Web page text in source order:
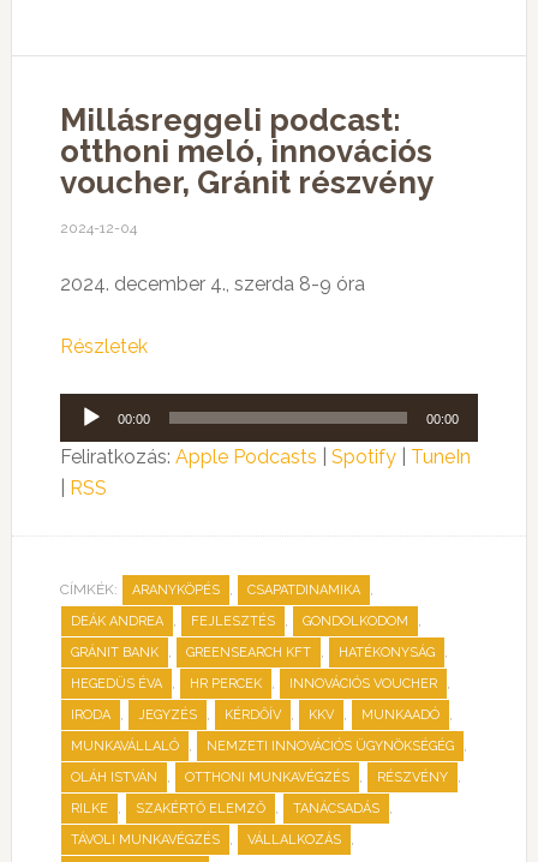
Millásreggeli podcast:
otthoni meló, innovációs
voucher, Gránit részvény
2024-12-04
2024. december 4., szerda 8-9 óra
Részletek
Audió
lejátszó
00:00 00:00
Feliratkozás: Apple Podcasts Spotify| TuneIn
RSS
CÍMKÉK: ARANYKÖPÉS , CSAPATDINAMIKA ,
DEÁK ANDREA , FEJLESZTÉS , GONDOLKODOM ,
GRÁNIT BANK , GREENSEARCH KFT , HATÉKONYSÁG ,
HEGEDÜS ÉVA , HR PERCEK , INNOVÁCIÓS VOUCHER ,
IRODA , JEGYZÉS , KÉRDŐÍV , KKV , MUNKAADÓ ,
MUNKAVÁLLALÓ , NEMZETI INNOVÁCIÓS ÜGYNÖKSÉGÉG ,
OLÁH ISTVÁN , OTTHONI MUNKAVÉGZÉS , RÉSZVÉNY ,
RILKE , SZAKÉRTŐ ELEMZŐ , TANÁCSADÁS ,
TÁVOLI MUNKAVÉGZÉS , VÁLLALKOZÁS ,